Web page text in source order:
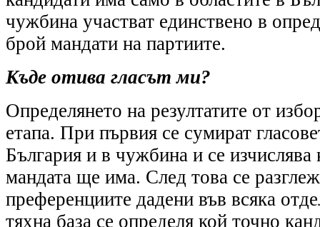
чужбина участват единствено в
брой мандати на партиите.
Къде отива гласът ми?
Определянето на резултатите от
етапа. При първия се сумират
България и в чужбина и се изчислява
мандата ще има. След това се
преференциите дадени във всяка
тяхна база се определя кой точно